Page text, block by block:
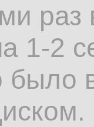
раз
1-2